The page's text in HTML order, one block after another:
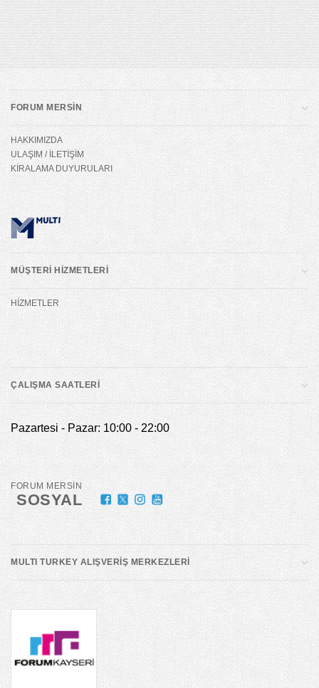
FORUM MERSİN
HAKKIMIZDA
ULAŞIM / İLETİŞİM
KİRALAMA DUYURULARI
MÜŞTERİ HİZMETLERİ
HİZMETLER
ÇALIŞMA SAATLERİ
Pazartesi - Pazar: 10:00 - 22:00
FORUM MERSİN
SOSYAL
MULTI TURKEY ALIŞVERİŞ MERKEZLERİ